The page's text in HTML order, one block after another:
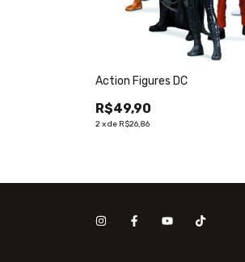
Action Figures DC
R$49,90
2xde R$26,86